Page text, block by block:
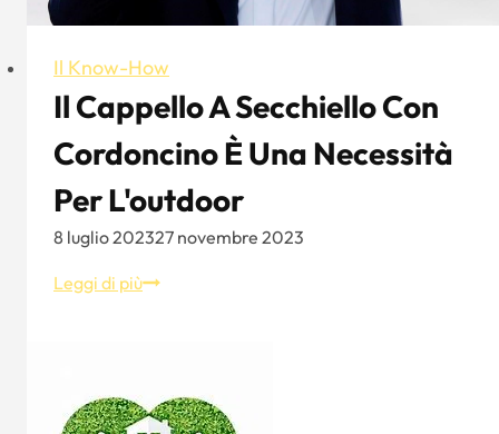
Il Know-How
Il Cappello A Secchiello Con
Cordoncino È Una Necessità
Per L'outdoor
8 luglio 202327 novembre 2023
Leggi di piùIl
con
cordoncino